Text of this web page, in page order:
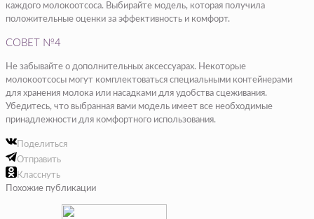
каждого молокоотсоса. Выбирайте модель, которая получила
положительные оценки за эффективность и комфорт.
СОВЕТ №4
Не забывайте о дополнительных аксессуарах. Некоторые
молокоотсосы могут комплектоваться специальными контейнерами
для хранения молока или насадками для удобства сцеживания.
Убедитесь, что выбранная вами модель имеет все необходимые
принадлежности для комфортного использования.
Поделиться
Отправить
Класснуть
Похожие публикации